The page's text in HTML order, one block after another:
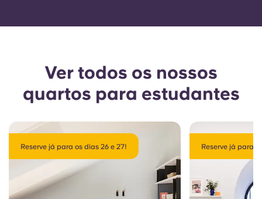
Ver todos os nossos
quartos para estudantes
Reserve já para os dias 26 e 27! Reserve já para